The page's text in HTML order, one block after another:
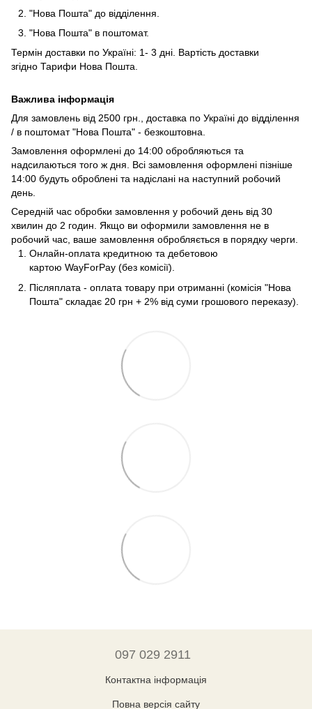
"Нова Пошта" до відділення.
"Нова Пошта" в поштомат.
Термін доставки по Україні: 1- 3 дні. Вартість доставки
згідно Тарифи Нова Пошта.
Важлива інформація
Для замовлень від 2500 грн., доставка по Україні до відділення
/ в поштомат "Нова Пошта" - безкоштовна.
Замовлення оформлені до 14:00 обробляються та
надсилаються того ж дня. Всі замовлення оформлені пізніше
14:00 будуть оброблені та надіслані на наступний робочий
день.
Середній час обробки замовлення у робочий день від 30
хвилин до 2 годин. Якщо ви оформили замовлення не в
робочий час, ваше замовлення обробляється в порядку черги.
Онлайн-оплата кредитною та дебетовою
картою WayForPay (без комісії).
Післяплата - оплата товару при отриманні (комісія "Нова
Пошта" складає 20 грн + 2% від суми грошового переказу).
097 029 2911
Контактна інформація
Повна версія сайту